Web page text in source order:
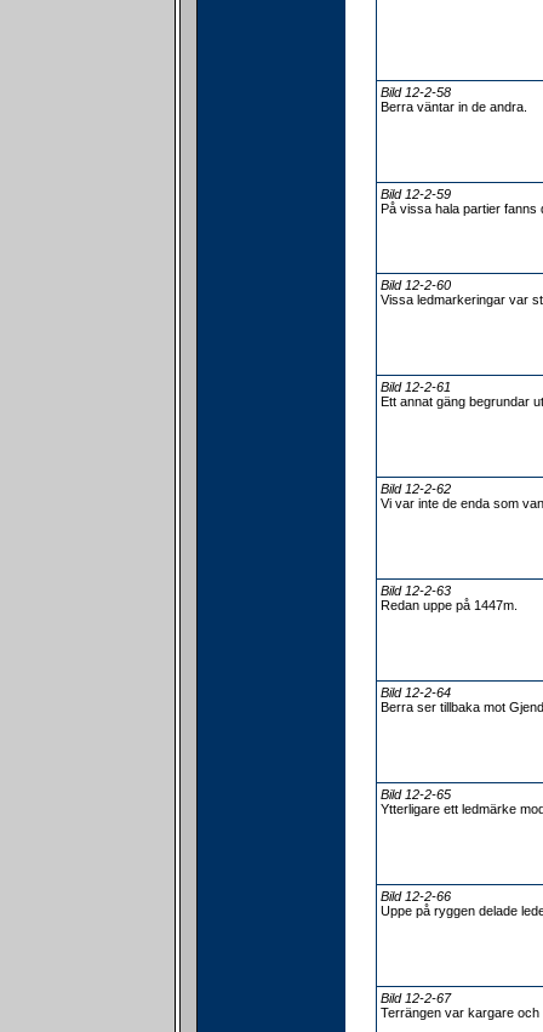
Bild 12-2-58
Berra väntar in de andra.
Bild 12-2-59
På vissa hala partier fanns
Bild 12-2-60
Vissa ledmarkeringar var
Bild 12-2-61
Ett annat gäng begrundar
Bild 12-2-62
Vi var inte de enda som
Bild 12-2-63
Redan uppe på 1447m.
Bild 12-2-64
Berra ser tillbaka mot
Bild 12-2-65
Ytterligare ett ledmärke
Bild 12-2-66
Uppe på ryggen delade
Bild 12-2-67
Terrängen var kargare